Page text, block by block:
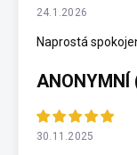
24.1.2026
Naprostá
ANONYMNÍ
30.11.2025